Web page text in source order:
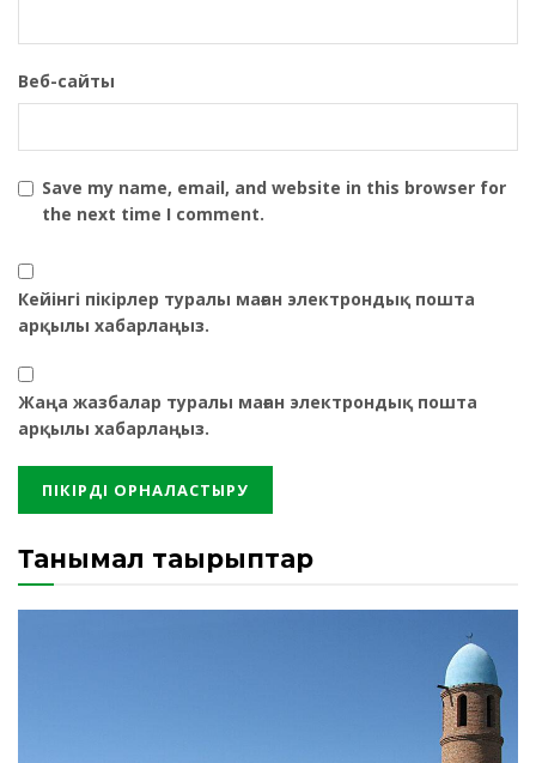
Веб-сайты
Save my name, email, and website in this browser for
the next time I comment.
Кейінгі пікірлер туралы маған электрондық пошта
арқылы хабарлаңыз.
Жаңа жазбалар туралы маған электрондық пошта
арқылы хабарлаңыз.
Танымал тақырыптар